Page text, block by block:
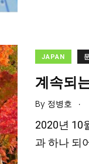
JAPAN
계속되
By 정병호 .
2020년 10
과 하나 되